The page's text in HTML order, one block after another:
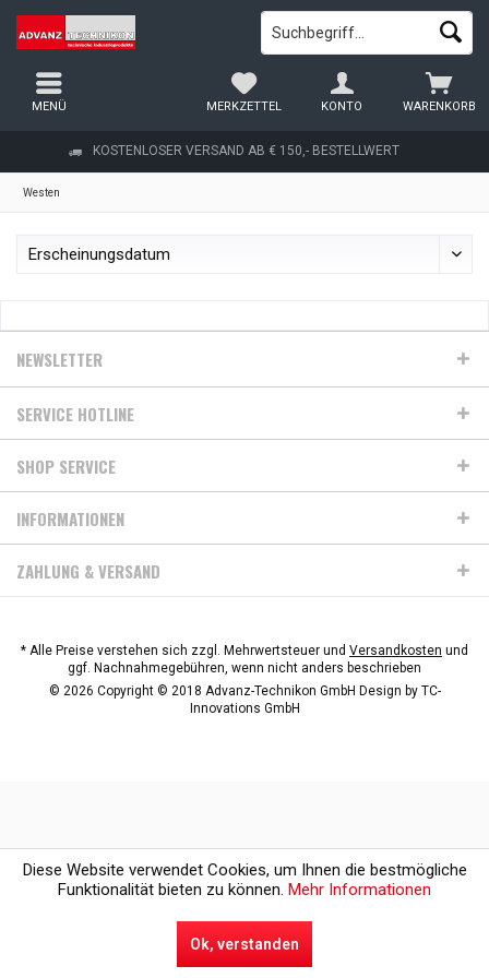
KOSTENLOSER VERSAND AB € 150,- BESTELLWERT
WARENKORB
MERKZETTEL KONTO
MENÜ
Westen
NEWSLETTER
SERVICE HOTLINE
SHOP SERVICE
INFORMATIONEN
ZAHLUNG & VERSAND
* Alle Preise verstehen sich zzgl. Mehrwertsteuer und Versandkosten und
ggf. Nachnahmegebühren, wenn nicht anders beschrieben
© 2026 Copyright © 2018 Advanz-Technikon GmbH Design by TC-
Innovations GmbH
Diese Website verwendet Cookies, um Ihnen die bestmögliche
Funktionalität bieten zu können. Mehr Informationen
Ok, verstanden